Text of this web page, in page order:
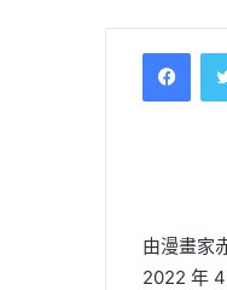
由漫畫家
2022 年